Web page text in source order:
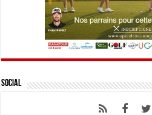
Social